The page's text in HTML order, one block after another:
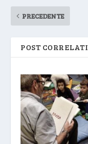
PRECEDENTE
POST CORRELATI